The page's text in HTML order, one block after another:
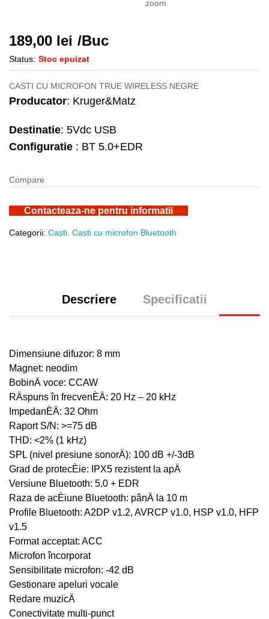
zoom
189,00 lei /Buc
Status: Stoc epuizat
CASTI CU MICROFON TRUE WIRELESS NEGRE
Producator: Kruger&Matz
Destinatie: 5Vdc USB
Configuratie : BT 5.0+EDR
Compare
Contacteaza-ne pentru informatii
Categorii: Casti Casti cu microfon Bluetooth
Descriere Specificatii
Dimensiune difuzor: 8 mm
Magnet: neodim
BobinÄ voce: CCAW
RÄspuns în frecvenÈÄ: 20 Hz – 20 kHz
ImpedanÈÄ: 32 Ohm
Raport S/N: >=75 dB
THD: <2% (1 kHz)
SPL (nivel presiune sonorÄ): 100 dB +/-3dB
Grad de protecÈie: IPX5 rezistent la apÄ
Versiune Bluetooth: 5.0 + EDR
Raza de acÈiune Bluetooth: pânÄ la 10 m
Profile Bluetooth: A2DP v1.2, AVRCP v1.0, HSP v1.0, HFP
v1.5
Format acceptat: ACC
Microfon încorporat
Sensibilitate microfon: -42 dB
Gestionare apeluri vocale
Redare muzicÄ
Conectivitate multi-punct